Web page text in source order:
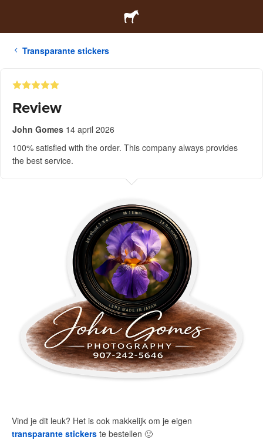
Transparante stickers
Review
John Gomes 14 april 2026
100% satisfied with the order. This company always provides
the best service.
Vind je dit leuk? Het is ook makkelijk om je eigen
transparante stickers te bestellen 🙂